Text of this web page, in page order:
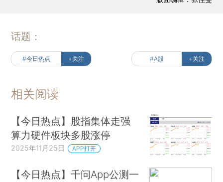
话题：
#今日热点 +关注 #A股 +关注
相关阅读
【今日热点】股指集体走强
算力硬件板块多股涨停
2025年11月25日 APP打开
【今日热点】千问App公测一